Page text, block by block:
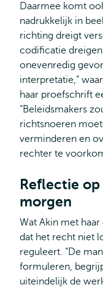
Daarmee komt
nadrukkelijk in
richting dreigt
codificatie
onevenredig
interpretatie,”
haar proefschrift
“Beleidsmakers
richtsnoeren
verminderen en
rechter te
Reflectie
morgen
Wat Akin met
dat het recht niet
reguleert. “De
formuleren,
uiteindelijk de